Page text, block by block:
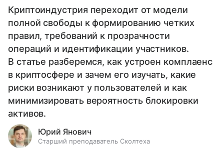
Криптоиндустрия переходит от модели
полной свободы к формированию четких
правил, требований к прозрачности
операций и идентификации участников.
В статье разберемся, как устроен комплаенс
в криптосфере и зачем его изучать, какие
риски возникают у пользователей и как
минимизировать вероятность блокировки
активов.
Юрий Янович
Старший преподаватель Сколтеха